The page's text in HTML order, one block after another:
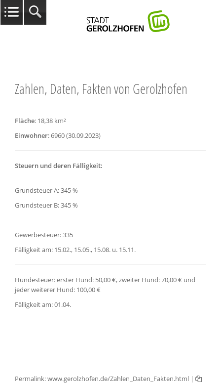
Zahlen, Daten, Fakten von Gerolzhofen
Fläche: 18,38 km²
Einwohner: 6960 (30.09.2023)
Steuern und deren Fälligkeit:
Grundsteuer A: 345 %
Grundsteuer B: 345 %
Gewerbesteuer: 335
Fälligkeit am: 15.02., 15.05., 15.08. u. 15.11.
Hundesteuer: erster Hund: 50,00 €, zweiter Hund: 70,00 € und
jeder weiterer Hund: 100,00 €
Fälligkeit am: 01.04.
Permalink:www.gerolzhofen.de/Zahlen_Daten_Fakten.html |